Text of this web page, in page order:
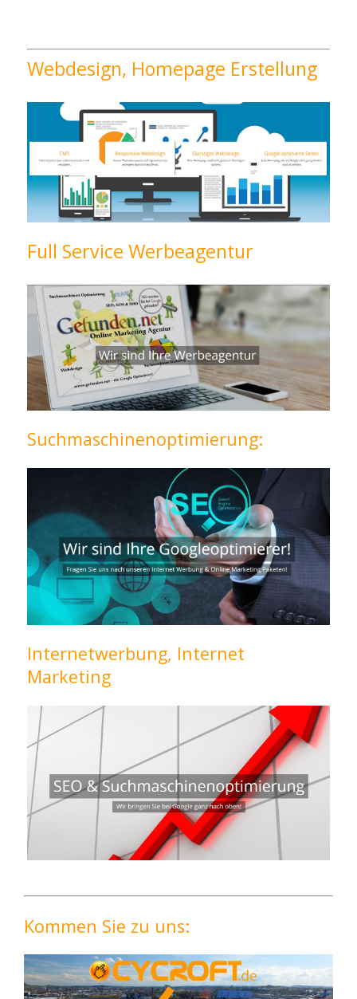
Webdesign, Homepage Erstellung
Full Service Werbeagentur
Suchmaschinenoptimierung:
Internetwerbung, Internet
Marketing
Kommen Sie zu uns: